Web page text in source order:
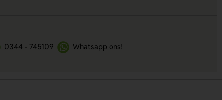
0344 - 745109 Whatsapp ons!